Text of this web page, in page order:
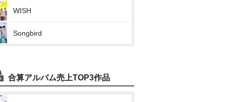
WISH
Songbird
合算アルバム売上TOP3作品